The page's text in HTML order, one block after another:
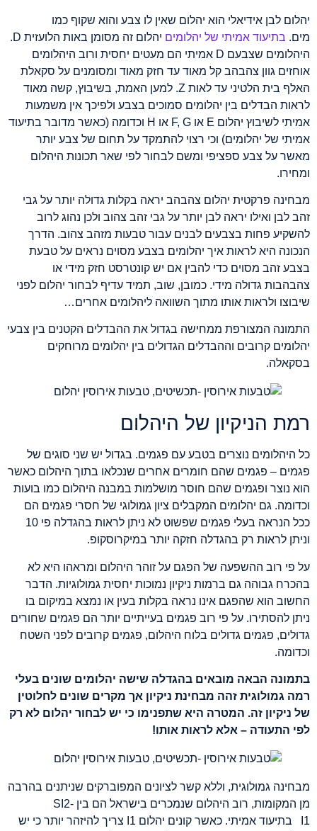
יהלום לבן אידיאלי הוא יהלום שאין לו צבע והוא שקוף כמו
מים. בתיעוד אמיתי של יהלומים
יהלום זה מסומן באות הלועזית D.
היהלומים שצבעם D אמיתי הם מעטים יחסית ורוב היהלומים
אוחזים גוון צהבהב קל מאוד עד חזק מאוד ומסומנים על סקאלת
האלף בית הלטיני עד לאות Z. למען האמת, בשיבוץ, קשה מאוד
לראות הבדלים בין יהלומים סמוכים בצבע ולפיכך אין משמעות
אמיתי לשיבוץ יהלום E או F, G או H וכדומה (כאשר מדובר בתיעוד
אמיתי של יהלומים) וכי רצוי להתמקד על תחום של צבע יותר
מאשר על צבע ספציפי ומשם לבחור לפי שאר תכונות היהלום
ומחירו.
מבחינה פרקטית יהלום צהבהב יראה בקלות גדולה יותר על גבי
זהב לבן ואילו יראה לבן יותר על גבי זהב צהוב ולכן נהוג לרוב
להשקיע פחות בצבעים לבנים עבור טבעות מזהב צהוב. הדרך
הנכונה היא לראות איך יהלומים בצבע מסוים נראים על טבעת
בצבע זהב מסוים כדי להבין אם יש קונטרסט חזק מידי או
צהבהבות גדולה מידי. כמובן, שוב, תמיד עדיף לבחור יהלום לפני
שיבוצו ולראות אותו מתוך השוואה ליהלומים אחרים…
התמונה המצורפת ממחישה בגדול את ההבדלים הקטנים בין צבעי
יהלומים קרובים וההבדלים הגדולים בין יהלומים מרוחקים
בסקאלה.
רמת הניקיון של היהלום
כל היהלומים נוצרים בטבע עם פגמים. בגדול יש שני סוגים של
פגמים – פגמים שהם חומרים אחרים שנכלאו בתוך היהלום כאשר
הוא נוצר ופגמים שהם חוסר מושלמות במבנה היהלום כמו בועות
וכדומה. גם יהלומים המקבלים ציון גמולוגי של חסרי פגמים הם
ככל הנראה בעלי פגמים שפשוט לא ניתן לראות בהגדלה פי 10
וניתן לראות רק בהגדלה חזקה יותר במיקרוסקופ.
על פי רוב ההשפעה של הפגם על זוהר היהלום ומראהו היא לא
בהכרח גבוהה גם ברמות ניקיון נמוכות יחסית גמולוגיות. הדבר
החשוב הוא שהפגם אינו נראה בקלות בעין או נמצא במיקום בו
ניתן להסתירו. על פי רוב פגמים בעייתיים יותר הם פגמים שחורים
גדולים, פגמים גדולים בלוח היהלום, פגמים קרובים לפני השטח
וכדומה.
בתמונה הבאה מובאים בהגדלה שישה יהלומים שונים בעלי
רמה גמולוגית זהה מבחינת ניקיון אך מקרים שונים לחלוטין
של ניקיון זה. המטרה היא שתפנימו כי יש לבחור יהלום לא רק
לפי התעודה – אלא לראות אותו!
מבחינה גמולוגית, וללא קשר לציונים המפוברקים שניתנים בהרבה
מן המקומות, רוב היהלום שנמכרים בישראל הם בין SI2-
I1 בתיעוד אמיתי. כאשר קונים יהלום I1 צריך להיזהר יותר כי יש